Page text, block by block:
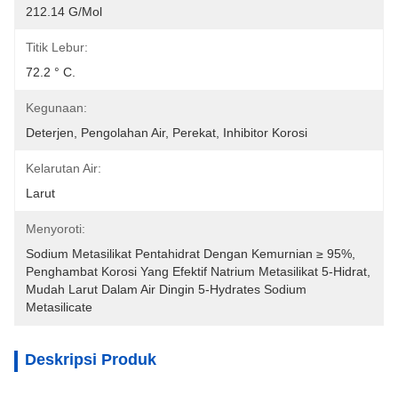
212.14 G/mol
Titik Lebur:
72.2 ° C.
Kegunaan:
Deterjen, Pengolahan Air, Perekat, Inhibitor Korosi
Kelarutan Air:
Larut
Menyoroti:
Sodium Metasilikat Pentahidrat Dengan Kemurnian ≥ 95%
Penghambat Korosi Yang Efektif Natrium Metasilikat 5-Hidrat
Mudah Larut Dalam Air Dingin 5-Hydrates Sodium
Metasilicate
Deskripsi Produk